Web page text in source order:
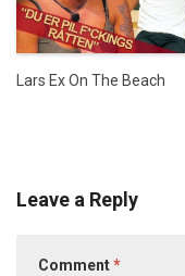
Lars Ex On The Beach
Leave a Reply
Comment*